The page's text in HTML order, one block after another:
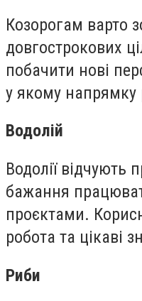
Козорогам варто
довгострокових
побачити нові
у якому напрямку
Водолій
Водолії відчують
бажання
проєктами.
робота та цікаві
Риби